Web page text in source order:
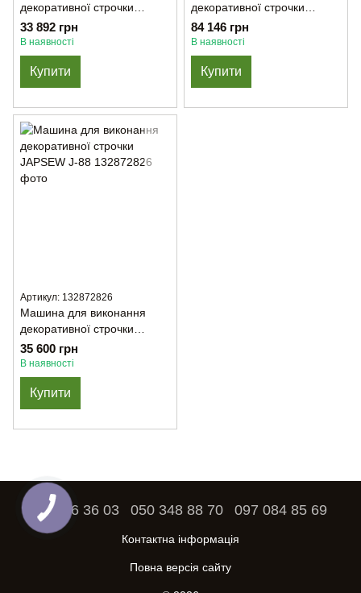
декоративної строчки
JAPSEW J-333
33 892 грн
В наявності
Купити
декоративної строчки
JAPSEW J-555-Х
84 146 грн
В наявності
Купити
Артикул: 132872826
Машина для виконання
декоративної строчки
JAPSEW J-88
35 600 грн
В наявності
Купити
093 886 36 03 050 348 88 70 097 084 85 69
Контактна інформація
Повна версія сайту